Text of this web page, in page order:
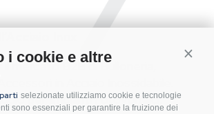
i cookie e altre
selezionate utilizziamo cookie e tecnologie
sono essenziali per garantire la fruizione dei
mercato B2B di Bulloneria,
in Acciaio Inossidabile.
per Impianti Fotovoltaici.